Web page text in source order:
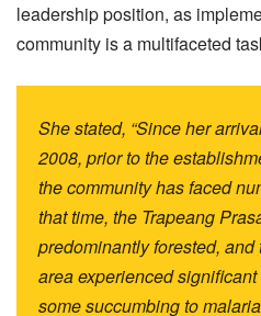
leadership position, as
community is a multifaceted
She stated, “Since her
2008, prior to the
the community has faced
that time, the Trapeang
predominantly forested,
area experienced
some succumbing to